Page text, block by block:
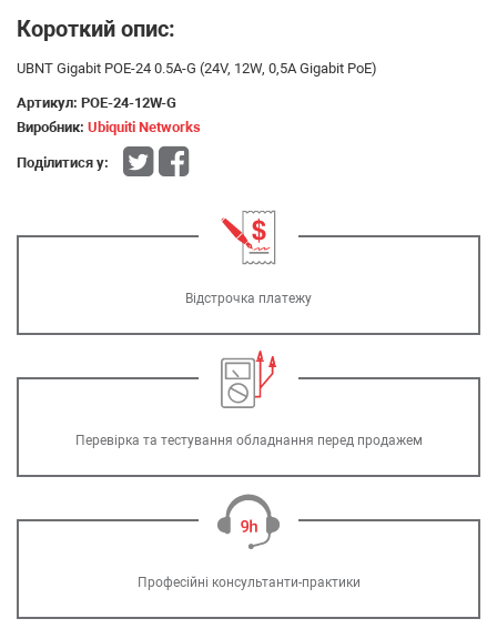
Короткий опис:
UBNT Gigabit POE-24 0.5A-G (24V, 12W, 0,5A Gigabit PoE)
Артикул: POE-24-12W-G
Виробник: Ubiquiti Networks
Поділитися у:
Відстрочка платежу
Перевірка та тестування обладнання перед продажем
Професійні консультанти-практики